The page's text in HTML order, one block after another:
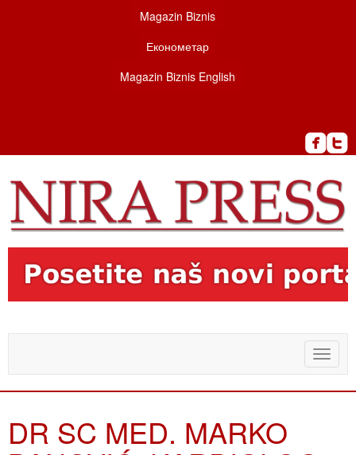
Magazin Biznis
Економетар
Magazin Biznis English
Toggle
DR SC MED. MARKO